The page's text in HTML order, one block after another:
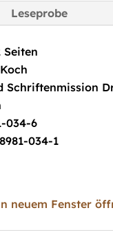
Leseprobe
Seiten
Schriftenmission
034-6
034-1
neuem Fenster